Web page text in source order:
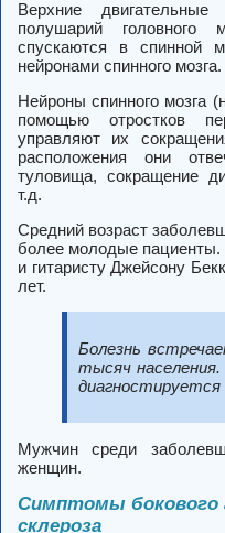
Верхние
полушарий головного
спускаются в спинной
нейронами спинного мозга.
Нейроны спинного мозга
помощью отростков
управляют их
расположения они
туловища, сокращение
т.д.
Средний возраст
более молодые пациенты.
и гитаристу Джейсону
лет.
Болезнь
тысяч
Мужчин среди
женщин.
Симптомы бокового
склероза